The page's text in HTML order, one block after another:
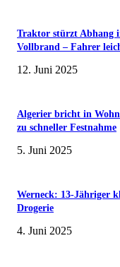
Traktor stürzt Abhang
Vollbrand – Fahrer
12. Juni 2025
Algerier bricht in
zu schneller Festnahme
5. Juni 2025
Werneck: 13-Jähriger
Drogerie
4. Juni 2025